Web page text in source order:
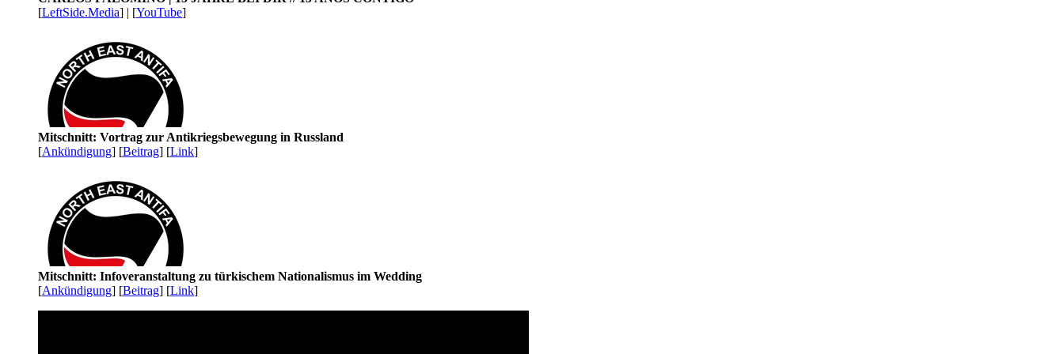
[LeftSide.Media] | [YouTube]
Mitschnitt: Vortrag zur Antikriegsbewegung in Russland
[Ankündigung] [Beitrag] [Link]
Mitschnitt: Infoveranstaltung zu türkischem Nationalismus im Wedding
[Ankündigung] [Beitrag] [Link]